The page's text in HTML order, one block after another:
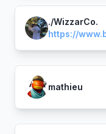
./WizzarCo.
https://
mathieu